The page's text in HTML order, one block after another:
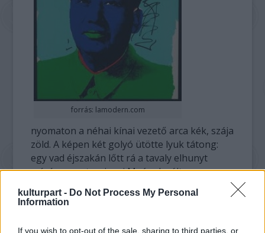
kulturpart - Do Not Process My Personal
Information
If you wish to opt-out of the sale, sharing to third parties, or
forrás: lamodern.com
nyomaton a néhai kínai vezető arca kék, szája
zöld. A képen két golyó ütötte lyuk tátong:
egy vad éjszakán lőtt rá a tavaly elhunyt
színész, mert az igazi Maónak vélte.
Hopper annak idején meg is mutatta a
abban, hogy az így megváltozott művet